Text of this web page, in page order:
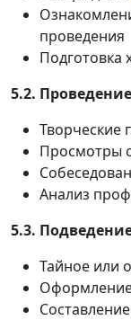
проведения
Подготовка
5.2.
Творческие
Просмотры
Анализ
5.3.
Тайное или